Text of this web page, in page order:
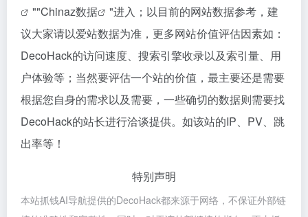
""Chinaz数据
"进入；以目前的网站数据参考，建
议大家请以爱站数据为准，更多网站价值评估因素如：
DecoHack的访问速度、搜索引擎收录以及索引量、用
户体验等；当然要评估一个站的价值，最主要还是需要
根据您自身的需求以及需要，一些确切的数据则需要找
DecoHack的站长进行洽谈提供。如该站的IP、PV、跳
出率等！
特别声明
本站抓钱AI导航提供的DecoHack都来源于网络，不保证外部链